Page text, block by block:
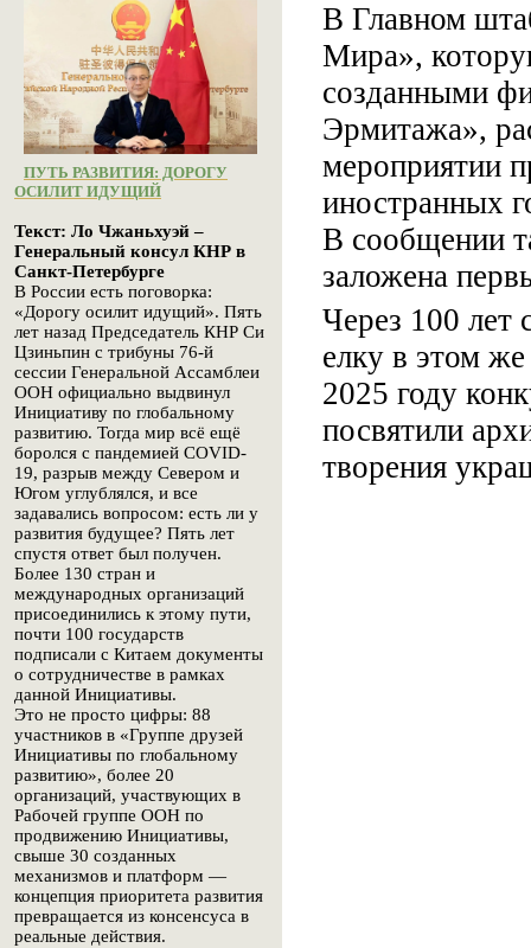
ПУТЬ РАЗВИТИЯ: ДОРОГУ
ОСИЛИТ ИДУЩИЙ
Текст: Ло Чжаньхуэй –
Генеральный консул КНР в
Санкт-Петербурге
В России есть поговорка:
«Дорогу осилит идущий». Пять
лет назад Председатель КНР Си
Цзиньпин с трибуны 76-й
сессии Генеральной Ассамблеи
ООН официально выдвинул
Инициативу по глобальному
развитию. Тогда мир всё ещё
боролся с пандемией COVID-
19, разрыв между Севером и
Югом углублялся, и все
задавались вопросом: есть ли у
развития будущее? Пять лет
спустя ответ был получен.
Более 130 стран и
международных организаций
присоединились к этому пути,
почти 100 государств
подписали с Китаем документы
о сотрудничестве в рамках
данной Инициативы.
Это не просто цифры: 88
участников в «Группе друзей
Инициативы по глобальному
развитию», более 20
организаций, участвующих в
Рабочей группе ООН по
продвижению Инициативы,
свыше 30 созданных
механизмов и платформ —
концепция приоритета развития
превращается из консенсуса в
реальные действия.
В Главном
Мира»,
созданными
Эрмитажа»,
мероприятии
иностранных
В сообщении
заложена
Через 100 лет
елку в этом
2025 году
посвятили
творения